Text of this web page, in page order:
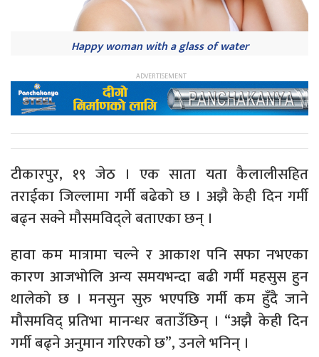
Happy woman with a glass of water
टीकारपुर, १९ जेठ । एक साता यता कैलालीसहित
तराईका जिल्लामा गर्मी बढेको छ । अझै केही दिन गर्मी
बढ्न सक्ने मौसमविद्ले बताएका छन् ।
हावा कम मात्रामा चल्ने र आकाश पनि सफा नभएका
कारण आजभोलि अन्य समयभन्दा बढी गर्मी महसुस हुन
थालेको छ । मनसुन सुरु भएपछि गर्मी कम हुँदै जाने
मौसमविद् प्रतिभा मानन्धर बताउँछिन् । “अझै केही दिन
गर्मी बढ्ने अनुमान गरिएको छ”, उनले भनिन् ।